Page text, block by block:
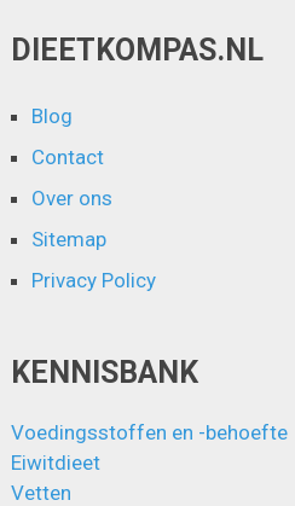
DIEETKOMPAS.NL
Blog
Contact
Over ons
Sitemap
Privacy Policy
KENNISBANK
Voedingsstoffen en -behoefte
Eiwitdieet
Vetten